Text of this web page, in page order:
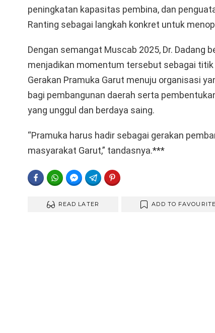
peningkatan kapasitas pembina, dan
Ranting sebagai langkah konkret untuk
Dengan semangat Muscab 2025, Dr. Dadang
menjadikan momentum tersebut sebagai
Gerakan Pramuka Garut menuju organisasi
bagi pembangunan daerah serta
yang unggul dan berdaya saing.
“Pramuka harus hadir sebagai gerakan
masyarakat Garut,” tandasnya.***
FACEBOOKWHATSAPPFACEBOOK MESSENGER
TELEGRAM
READ LATER ADD TO